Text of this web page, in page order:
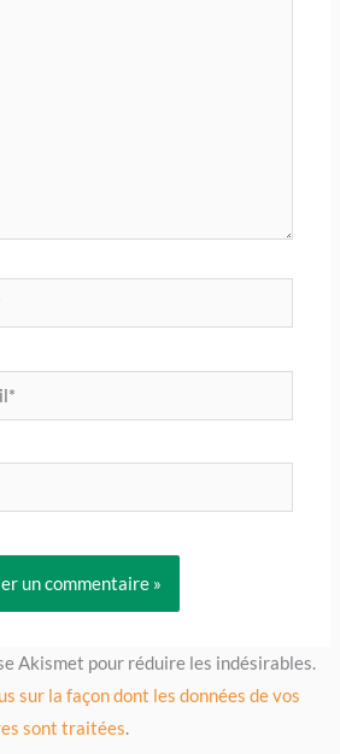
Akismet pour réduire les indésirables.
sur la façon dont les données de vos
sont traitées.